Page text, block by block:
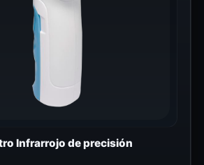
Infrarrojo de precisión